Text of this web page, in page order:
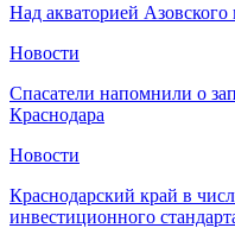
Над акваторией
Новости
Спасатели напомнили о
Краснодара
Новости
Краснодарский край в
инвестиционного